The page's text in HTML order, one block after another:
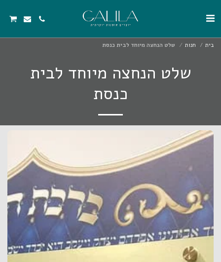
בית חנות שלט הנחצה מיוחד לבית כנסת
שלט הנחצה מיוחד לבית
כנסת